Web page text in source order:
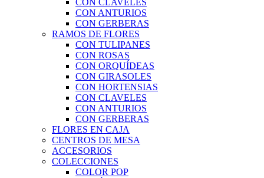
CON ANTURIOS
CON GERBERAS
RAMOS DE FLORES
CON TULIPANES
CON ROSAS
CON ORQUÍDEAS
CON GIRASOLES
CON HORTENSIAS
CON CLAVELES
CON ANTURIOS
CON GERBERAS
FLORES EN CAJA
CENTROS DE MESA
ACCESORIOS
COLECCIONES
COLOR POP